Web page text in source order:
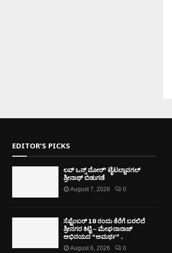
EDITOR'S PICKS
ಲವ್ ಒನ್ಸ್ ಮೋರ್’ ಟೈಟಲ್ಜಾವಗಲ್
ಶ್ರೀನಾಥ್ ಬಿಡುಗಡೆ
August 7, 2026 0
ಸೆಪ್ಟೆಂಬರ್ 18 ರಂದು ತೆರೆಗೆ ಬರಲಿದೆ
ಶ್ರೀನಗರ ಕಿಟ್ಟಿ – ಮೇಘನಾರಾಜ್
ಅಭಿನಯದ “ಅಮರ್ಥ” .
August 6, 2026 0